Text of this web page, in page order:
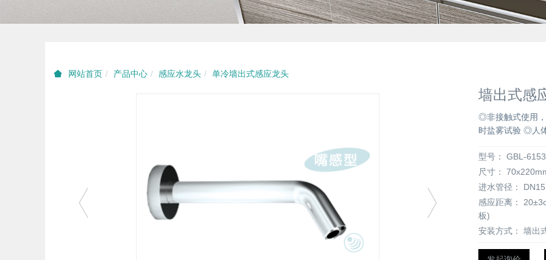
网站首页 产品中心 感应水龙头 单冷墙出式感应龙头
墙出式感
◎非接触式使用
时盐雾试验 ◎人
型号：
GBL-
尺寸：
进水管径：
感应距离：
板)
安装方式：
墙出